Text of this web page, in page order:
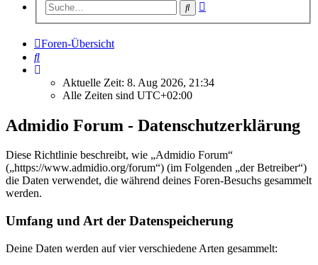
Suche
Foren-Übersicht
Suche
Aktuelle Zeit: 8. Aug 2026, 21:34
Alle Zeiten sind UTC+02:00
Admidio Forum - Datenschutzerklärung
Diese Richtlinie beschreibt, wie „Admidio Forum“
(„https://www.admidio.org/forum“) (im Folgenden „der Betreiber“)
die Daten verwendet, die während deines Foren-Besuchs gesammelt
werden.
Umfang und Art der Datenspeicherung
Deine Daten werden auf vier verschiedene Arten gesammelt: